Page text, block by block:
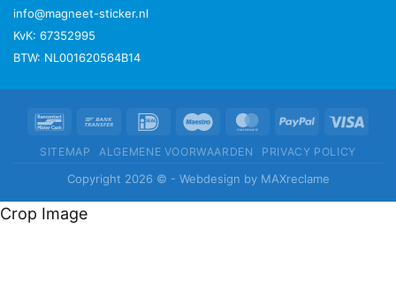
info@magneet-sticker.nl
KvK: 67352995
BTW: NL001620564B14
BancontactBank
IDeal Maestro MasterCardPayPal
SITEMAP ALGEMENE VOORWAARDEN PRIVACY POLICY
Copyright 2026 © - Webdesign by MAXreclame
Crop Image